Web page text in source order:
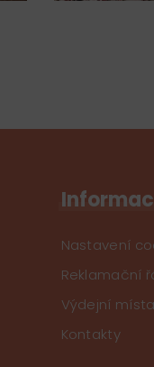
Nastavení
Reklamační
Výdejní místa
Kontakty